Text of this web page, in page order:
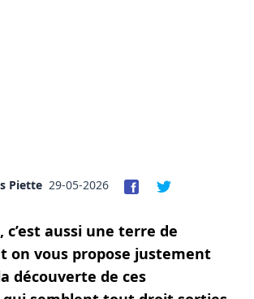
Piette 29-05-2026
c’est aussi une terre de
on vous propose justement
découverte de ces